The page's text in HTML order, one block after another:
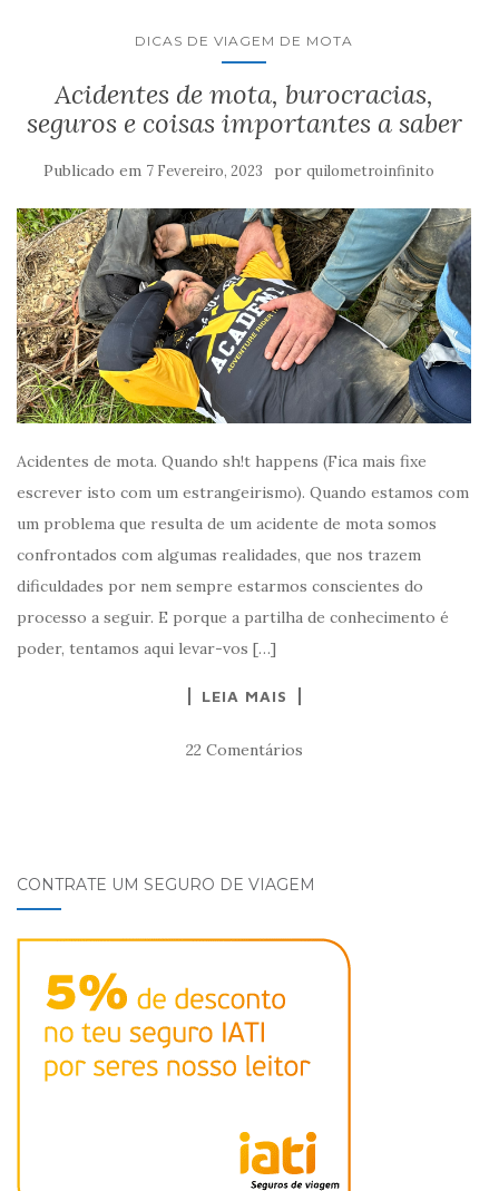
DICAS DE VIAGEM DE MOTA
Acidentes de mota, burocracias,
seguros e coisas importantes a saber
Publicado em 7 Fevereiro, 2023 por quilometroinfinito
Acidentes de mota. Quando sh!t happens (Fica mais fixe
escrever isto com um estrangeirismo). Quando estamos com
um problema que resulta de um acidente de mota somos
confrontados com algumas realidades, que nos trazem
dificuldades por nem sempre estarmos conscientes do
processo a seguir. E porque a partilha de conhecimento é
poder, tentamos aqui levar-vos […]
LEIA MAIS
22 Comentários
CONTRATE UM SEGURO DE VIAGEM